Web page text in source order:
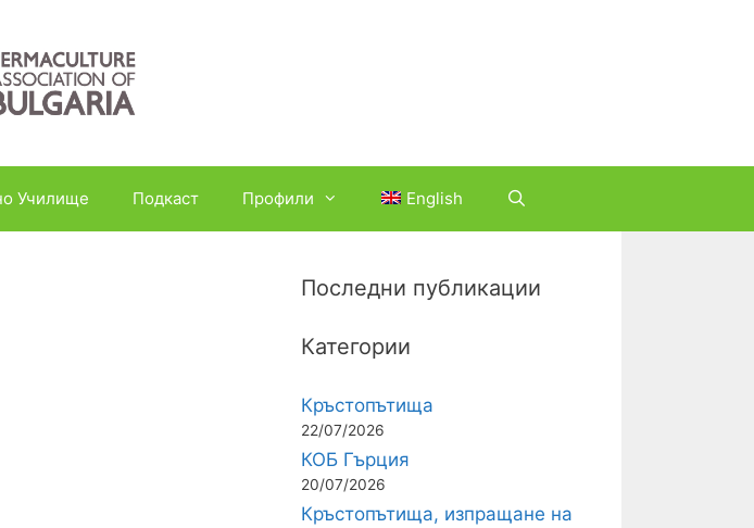
Училище Подкаст Профили English
Последни публикации
Категории
Кръстопътища
22/07/2026
КОБ Гърция
20/07/2026
Кръстопътища, изпращане на